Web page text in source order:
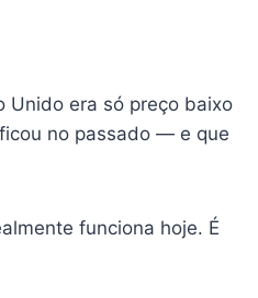
Unido era só preço baixo
no passado — e que
funciona hoje. É